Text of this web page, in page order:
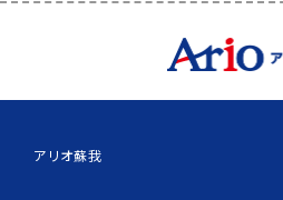
アリオ蘇我